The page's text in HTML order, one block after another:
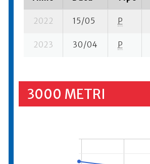
2022 15/05 P
2023 30/04 P
3000 METRI